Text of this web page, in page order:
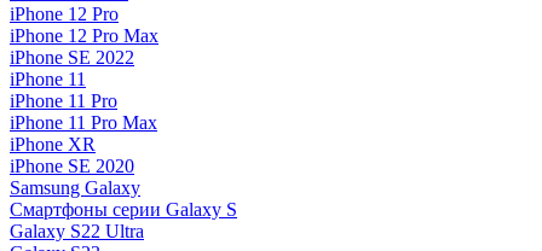
iPhone 12 Pro
iPhone 12 Pro Max
iPhone SE 2022
iPhone 11
iPhone 11 Pro
iPhone 11 Pro Max
iPhone XR
iPhone SE 2020
Samsung Galaxy
Смартфоны серии Galaxy S
Galaxy S22 Ultra